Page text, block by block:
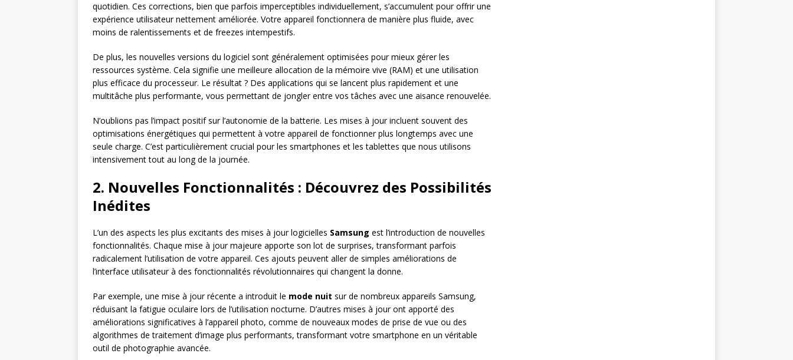
quotidien. Ces corrections, bien que parfois imperceptibles individuellement, s’accumulent pour offrir une
expérience utilisateur nettement améliorée. Votre appareil fonctionnera de manière plus fluide, avec
moins de ralentissements et de freezes intempestifs.
De plus, les nouvelles versions du logiciel sont généralement optimisées pour mieux gérer les
ressources système. Cela signifie une meilleure allocation de la mémoire vive (RAM) et une utilisation
plus efficace du processeur. Le résultat ? Des applications qui se lancent plus rapidement et une
multitâche plus performante, vous permettant de jongler entre vos tâches avec une aisance renouvelée.
N’oublions pas l’impact positif sur l’autonomie de la batterie. Les mises à jour incluent souvent des
optimisations énergétiques qui permettent à votre appareil de fonctionner plus longtemps avec une
seule charge. C’est particulièrement crucial pour les smartphones et les tablettes que nous utilisons
intensivement tout au long de la journée.
2. Nouvelles Fonctionnalités : Découvrez des Possibilités
Inédites
L’un des aspects les plus excitants des mises à jour logicielles Samsung est l’introduction de nouvelles
fonctionnalités. Chaque mise à jour majeure apporte son lot de surprises, transformant parfois
radicalement l’utilisation de votre appareil. Ces ajouts peuvent aller de simples améliorations de
l’interface utilisateur à des fonctionnalités révolutionnaires qui changent la donne.
Par exemple, une mise à jour récente a introduit le mode nuit sur de nombreux appareils Samsung,
réduisant la fatigue oculaire lors de l’utilisation nocturne. D’autres mises à jour ont apporté des
améliorations significatives à l’appareil photo, comme de nouveaux modes de prise de vue ou des
algorithmes de traitement d’image plus performants, transformant votre smartphone en un véritable
outil de photographie avancée.